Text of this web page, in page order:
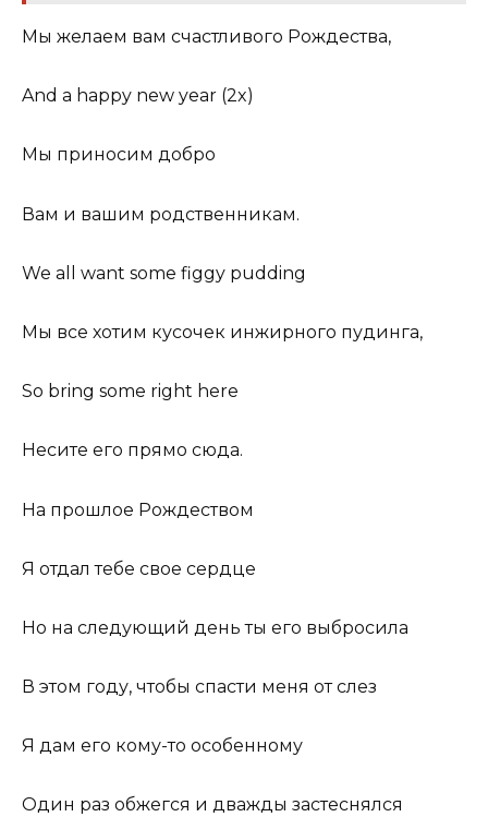
Мы желаем вам счастливого Рождества,
And a happy new year (2x)
Мы приносим добро
Вам и вашим родственникам.
We all want some figgy pudding
Мы все хотим кусочек инжирного пудинга,
So bring some right here
Несите его прямо сюда.
На прошлое Рождеством
Я отдал тебе свое сердце
Но на следующий день ты его выбросила
В этом году, чтобы спасти меня от слез
Я дам его кому-то особенному
Один раз обжегся и дважды застеснялся